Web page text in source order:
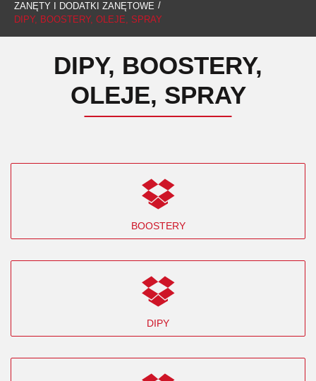
ZANĘTY I DODATKI ZANĘTOWE
DIPY, BOOSTERY, OLEJE, SPRAY
DIPY, BOOSTERY,
OLEJE, SPRAY
BOOSTERY
DIPY